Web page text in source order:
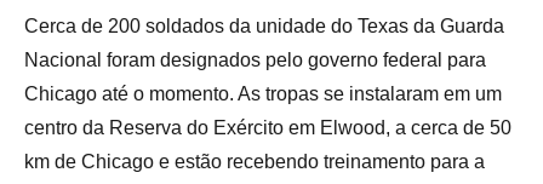
Cerca de 200 soldados da unidade do Texas da Guarda
Nacional foram designados pelo governo federal para
Chicago até o momento. As tropas se instalaram em um
centro da Reserva do Exército em Elwood, a cerca de 50
km de Chicago e estão recebendo treinamento para a